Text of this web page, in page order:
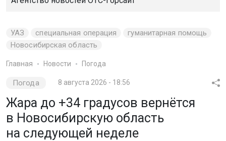
УАЗ специальная операция
гуманитарная помощь
Новосибирская область
Главная Новости Погода
Погода 8 августа 2026 - 18:56
Жара до +34 градусов вернётся
в Новосибирскую область
на следующей неделе